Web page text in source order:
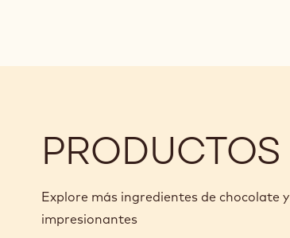
del
Explore más ingredientes de chocolate
impresionantes